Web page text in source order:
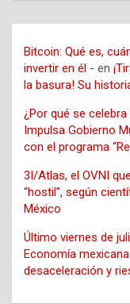
Bitcoin: Qué es,
invertir en él - en
la basura! Su
¿Por qué se
Impulsa Gobierno
con el programa
3I/Atlas, el OVNI
“hostil”, según
México
Último viernes de
Economía
desaceleración y